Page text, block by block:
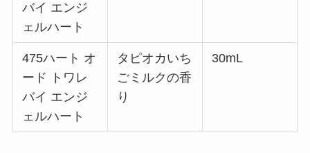
バイ エンジ
ェルハート
475ハート オ
ード トワレ
バイ エンジ
ェルハート
タピオカいち
ごミルクの香
り
30mL